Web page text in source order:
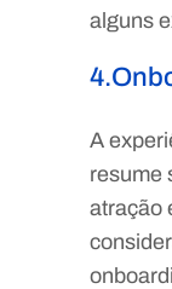
alguns
A
resume
atração